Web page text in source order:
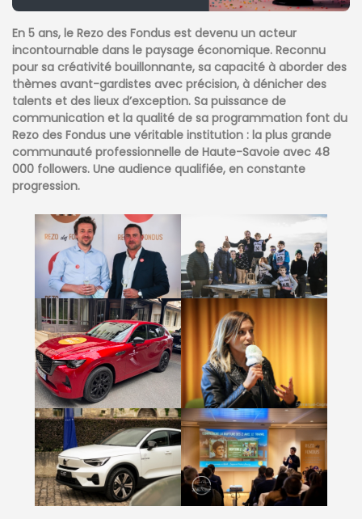
En 5 ans, le Rezo des Fondus est devenu un acteur
incontournable dans le paysage économique. Reconnu
pour sa créativité bouillonnante, sa capacité à aborder des
thèmes avant-gardistes avec précision, à dénicher des
talents et des lieux d’exception. Sa puissance de
communication et la qualité de sa programmation font du
Rezo des Fondus une véritable institution : la plus grande
communauté professionnelle de Haute-Savoie avec 48
000 followers. Une audience qualifiée, en constante
progression.